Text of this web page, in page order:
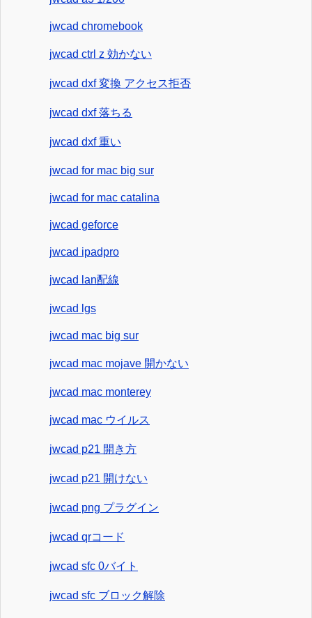
jwcad chromebook
jwcad ctrl z 効かない
jwcad dxf 変換 アクセス拒否
jwcad dxf 落ちる
jwcad dxf 重い
jwcad for mac big sur
jwcad for mac catalina
jwcad geforce
jwcad ipadpro
jwcad lan配線
jwcad lgs
jwcad mac big sur
jwcad mac mojave 開かない
jwcad mac monterey
jwcad mac ウイルス
jwcad p21 開き方
jwcad p21 開けない
jwcad png プラグイン
jwcad qrコード
jwcad sfc 0バイト
jwcad sfc ブロック解除